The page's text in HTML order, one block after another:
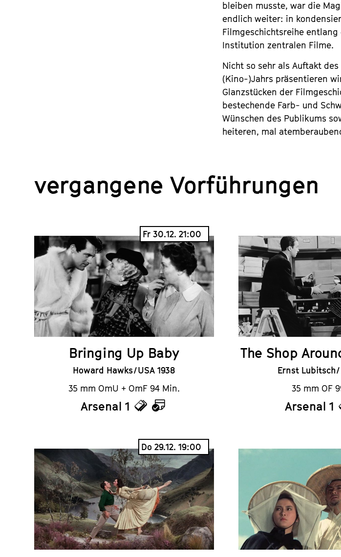
bleiben musste, war die
endlich weiter: in
Filmgeschichtsreihe
Institution zentralen Filme.
Nicht so sehr als Auftakt
(Kino-)Jahrs präsentieren
Glanzstücken der
bestechende Farb- und
Wünschen des Publikums
heiteren, mal
vergangene Vorführungen
Fr 30.12. 21:00
Bringing Up Baby
Howard Hawks / USA 1938
35 mm OmU + OmF 94 Min.
Arsenal 1
TicketsKalender
The Shop
Ernst Lubitsch /
35 mm OF
Arsenal 1
Do 29.12. 19:00